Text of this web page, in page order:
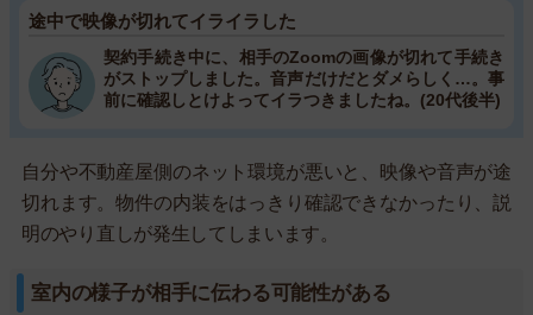
途中で映像が切れてイライラした
契約手続き中に、相手のZoomの画像が切れて手続き
がストップしました。音声だけだとダメらしく…。事
前に確認しとけよってイラつきましたね。(20代後半)
自分や不動産屋側のネット環境が悪いと、映像や音声が途
切れます。物件の内装をはっきり確認できなかったり、説
明のやり直しが発生してしまいます。
室内の様子が相手に伝わる可能性がある